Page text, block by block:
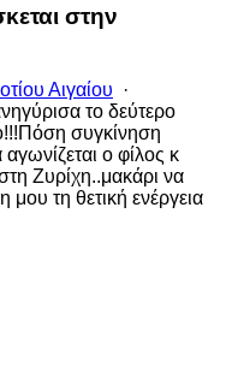
στην
Αιγαίου ·
το δεύτερο
συγκίνηση
ο φίλος κ
Ζυρίχη..μακάρι να
μου τη θετική ενέργεια